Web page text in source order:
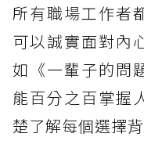
所有職場工作者
可以誠實面對內
如《一輩子的問
能百分之百掌握
楚了解每個選擇